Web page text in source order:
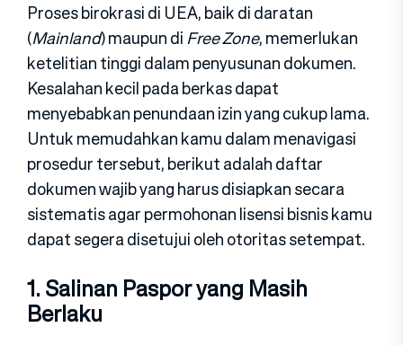
Proses birokrasi di UEA, baik di daratan
(Mainland) maupun diFree Zone, memerlukan
ketelitian tinggi dalam penyusunan dokumen.
Kesalahan kecil pada berkas dapat
menyebabkan penundaan izin yang cukup lama.
Untuk memudahkan kamu dalam menavigasi
prosedur tersebut, berikut adalah daftar
dokumen wajib yang harus disiapkan secara
sistematis agar permohonan lisensi bisnis kamu
dapat segera disetujui oleh otoritas setempat.
1. Salinan Paspor yang Masih
Berlaku